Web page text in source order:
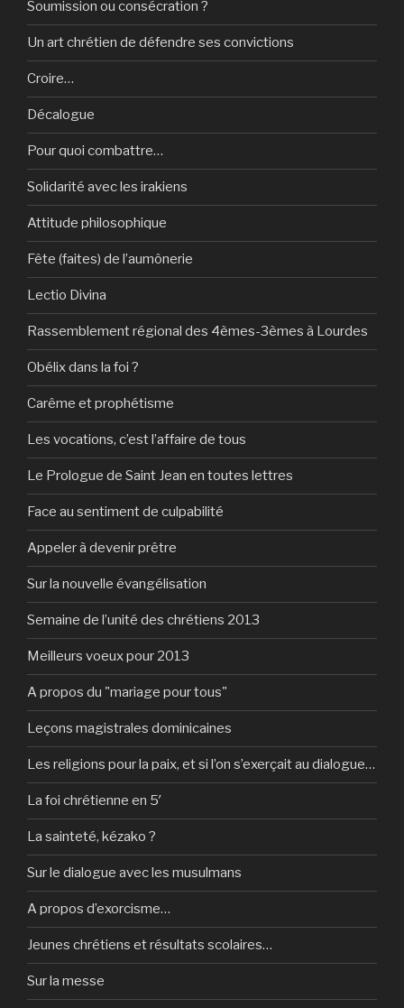
Soumission ou consécration ?
Un art chrétien de défendre ses convictions
Croire…
Décalogue
Pour quoi combattre…
Solidarité avec les irakiens
Attitude philosophique
Fête (faites) de l’aumônerie
Lectio Divina
Rassemblement régional des 4èmes-3èmes à Lourdes
Obélix dans la foi ?
Carême et prophétisme
Les vocations, c’est l’affaire de tous
Le Prologue de Saint Jean en toutes lettres
Face au sentiment de culpabilité
Appeler à devenir prêtre
Sur la nouvelle évangélisation
Semaine de l’unité des chrétiens 2013
Meilleurs voeux pour 2013
A propos du "mariage pour tous"
Leçons magistrales dominicaines
Les religions pour la paix, et si l’on s’exerçait au dialogue…
La foi chrétienne en 5′
La sainteté, kézako ?
Sur le dialogue avec les musulmans
A propos d’exorcisme…
Jeunes chrétiens et résultats scolaires…
Sur la messe